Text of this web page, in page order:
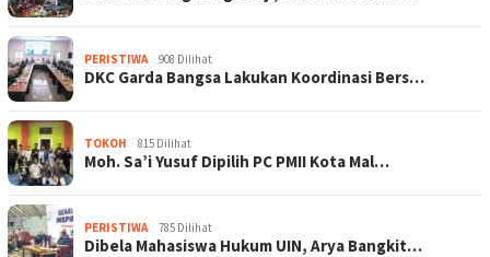
PERISTIWA 908 Dilihat
DKC Garda Bangsa Lakukan Koordinasi Bers…
TOKOH 815 Dilihat
Moh. Sa’i Yusuf Dipilih PC PMII Kota Mal…
PERISTIWA 785 Dilihat
Dibela Mahasiswa Hukum UIN, Arya Bangkit…